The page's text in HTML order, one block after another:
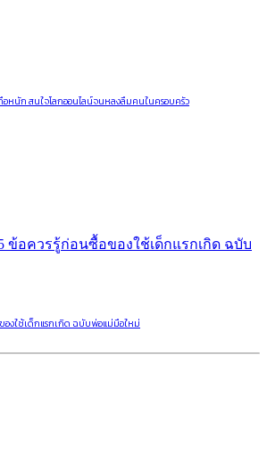
อหนัก สนใจโลกออนไลน์จนหลงลืมคนในครอบครัว
องใช้เด็กแรกเกิด ฉบับพ่อแม่มือใหม่